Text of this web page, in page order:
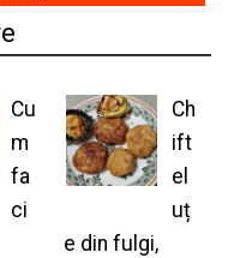
Cu
m
fa
ci
Ch
ift
el
uț
e din fulgi,